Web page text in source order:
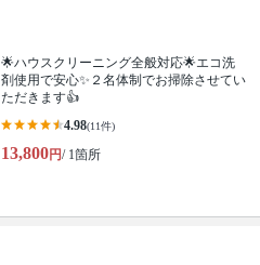
🌟ハウスクリーニング全般対応🌟エコ洗
剤使用で安心✨２名体制でお掃除させてい
ただきます👍
4.98(11件)
13,800円/ 1箇所